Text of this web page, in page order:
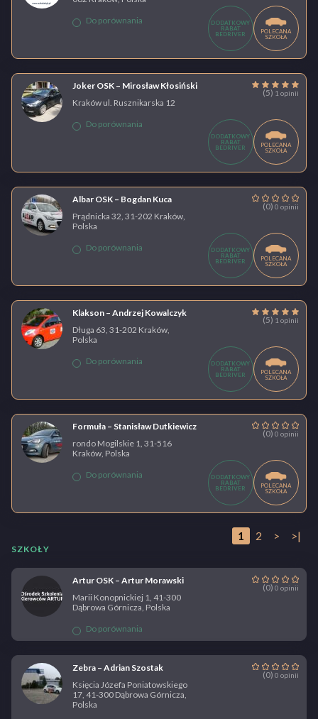
Do porównania
DODATKOWY
RABAT
BEDRIVER
POLECANA
SZKOŁA
Joker OSK – Mirosław Kłosiński
(5) 1 opinii
Kraków ul. Rusznikarska 12
Do porównania
DODATKOWY
RABAT
BEDRIVER
POLECANA
SZKOŁA
Albar OSK – Bogdan Kuca
(0) 0 opinii
Prądnicka 32, 31-202 Kraków,
Polska
Do porównania
DODATKOWY
RABAT
BEDRIVER
POLECANA
SZKOŁA
Klakson – Andrzej Kowalczyk
(5) 1 opinii
Długa 63, 31-202 Kraków,
Polska
Do porównania
DODATKOWY
RABAT
BEDRIVER
POLECANA
SZKOŁA
Formuła – Stanisław Dutkiewicz
(0) 0 opinii
rondo Mogilskie 1, 31-516
Kraków, Polska
Do porównania
DODATKOWY
RABAT
BEDRIVER
POLECANA
SZKOŁA
1 2 > >|
SZKOŁY
Artur OSK – Artur Morawski
(0) 0 opinii
Marii Konopnickiej 1, 41-300
Dąbrowa Górnicza, Polska
Do porównania
Zebra – Adrian Szostak
(0) 0 opinii
Księcia Józefa Poniatowskiego
17, 41-300 Dąbrowa Górnicza,
Polska